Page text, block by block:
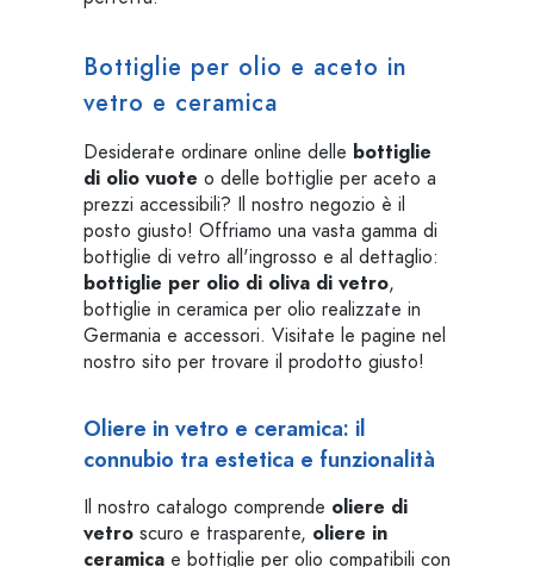
Bottiglie per olio e aceto in
vetro e ceramica
Desiderate ordinare online delle bottiglie
di olio vuote o delle bottiglie per aceto a
prezzi accessibili? Il nostro negozio è il
posto giusto! Offriamo una vasta gamma di
bottiglie di vetro all'ingrosso e al dettaglio:
bottiglie per olio di oliva di vetro,
bottiglie in ceramica per olio realizzate in
Germania e accessori. Visitate le pagine nel
nostro sito per trovare il prodotto giusto!
Oliere in vetro e ceramica: il
connubio tra estetica e funzionalità
Il nostro catalogo comprende oliere di
vetro scuro e trasparente, oliere in
ceramica e bottiglie per olio compatibili con